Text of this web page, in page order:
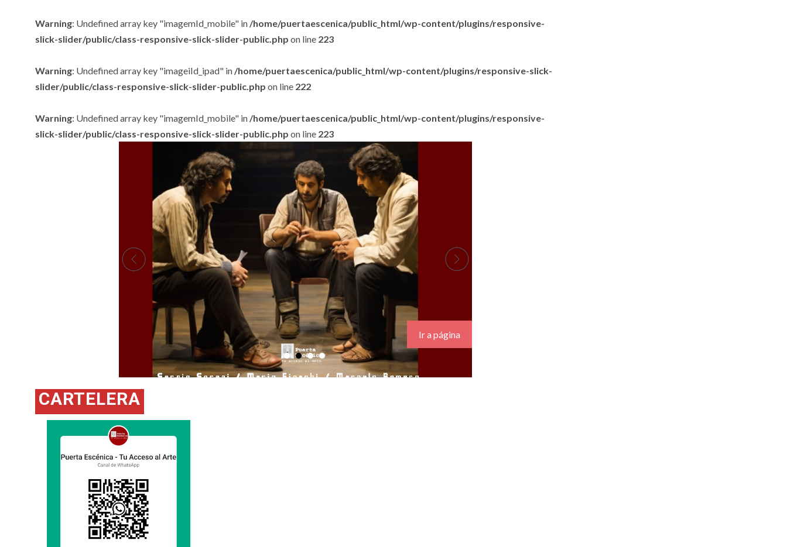
Warning: Undefined array key "imagemId_mobile" in /home/puertaescenica/public_html/wp-content/plugins/responsive-
slick-slider/public/class-responsive-slick-slider-public.php on line 223
Warning: Undefined array key "imageiId_ipad" in /home/puertaescenica/public_html/wp-content/plugins/responsive-slick-
slider/public/class-responsive-slick-slider-public.php on line 222
Warning: Undefined array key "imagemId_mobile" in /home/puertaescenica/public_html/wp-content/plugins/responsive-
slick-slider/public/class-responsive-slick-slider-public.php on line 223
Ir a página
CARTELERA